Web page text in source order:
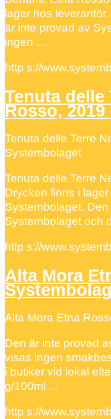
lager hos
är inte provad av
ingen …
http s://
Tenuta delle
Rosso,
Tenuta delle Terre
Systembolaget
Tenuta delle Terre
Drycken finns i
Systembolaget.
Systembolaget och
http s://
Alta Mora
Alta Mora Etna
Den är inte provad
visas ingen
i butiker vid lokal
g/100ml ...
http s://